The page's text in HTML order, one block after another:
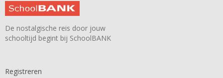
De nostalgische reis door jouw
schooltijd begint bij SchoolBANK
Registreren